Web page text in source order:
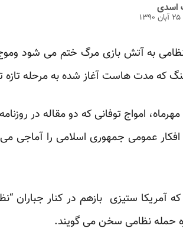
اسدی
به آتش بازی مرگ ختم می شود وموج
که مدت هاست آغاز شده به مرحله تازه تر
امواج توفانی که دو مقاله در
عمومی جمهوری اسلامی را آماجی می
آمریکا ستیزی بازهم در کنار جباران
حمله نظامی سخن می گویند.